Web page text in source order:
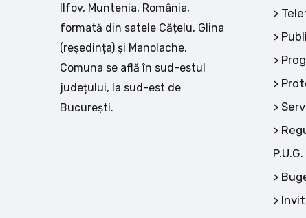
Ilfov, Muntenia, România,
formată din satele Cățelu, Glina
(reședința) și Manolache.
Comuna se află în sud-estul
județului, la sud-est de
București.
P.U.G.